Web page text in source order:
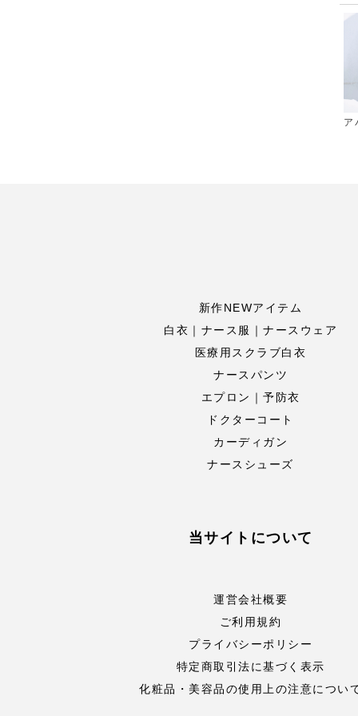
ア
新作NEWアイテム
白衣｜ナース服｜ナースウェア
医療用スクラブ白衣
ナースパンツ
エプロン｜予防衣
ドクターコート
カーディガン
ナースシューズ
当サイトについて
運営会社概要
ご利用規約
プライバシーポリシー
特定商取引法に基づく表示
化粧品・美容品の使用上の注意につい